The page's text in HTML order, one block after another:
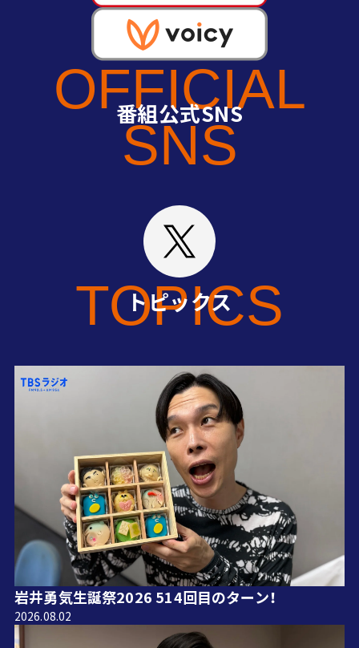
番組公式SNS
OFFICIAL
SNS
トピックス
TOPICS
岩井勇気生誕祭2026 514回目のターン！
2026.08.02